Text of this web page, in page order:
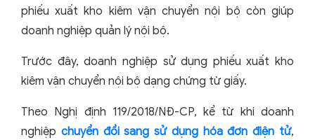
phiếu xuất kho kiêm vận chuyển nội bộ còn giúp
doanh nghiệp quản lý nội bộ.
Trước đây, doanh nghiệp sử dụng phiếu xuất kho
kiêm vận chuyển nội bộ dạng chứng từ giấy.
Theo Nghị định 119/2018/NĐ-CP, kể từ khi doanh
nghiệp chuyển đổi sang sử dụng hóa đơn điện tử,